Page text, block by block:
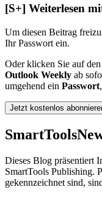
[S+] Weiterlesen
Um diesen Beitrag
Ihr Passwort ein.
Oder klicken Sie auf
Outlook Weekly ab
umgehend ein Passwort
Jetzt kostenlos
SmartTools
Dieses Blog präsentiert
SmartTools Publishing.
gekennzeichnet sind,